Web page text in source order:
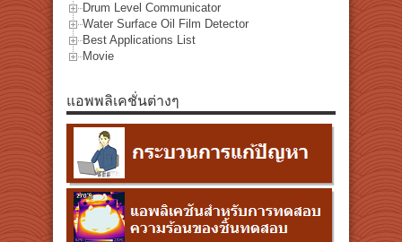
Drum Level Communicator
Water Surface Oil Film Detector
Best Applications List
Movie
แอพพลิเคชั่นต่างๆ